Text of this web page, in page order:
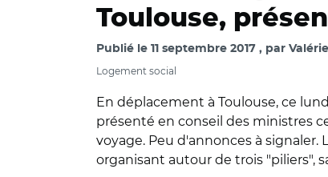
Toulouse,
Publié le 11 septembre 2017 par
Logement social
En déplacement à Toulouse, ce
présenté en conseil des ministres
voyage. Peu d'annonces à
organisant autour de trois "piliers",